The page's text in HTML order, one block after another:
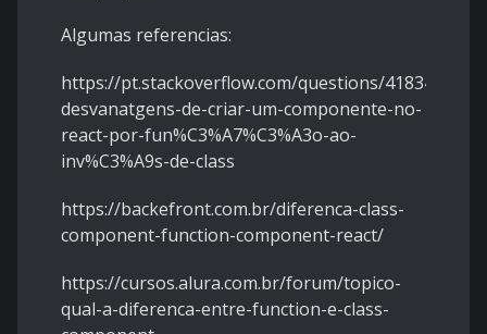
Algumas referencias:
https://pt.stackoverflow.com/questions/418340/
desvanatgens-de-criar-um-componente-no-
react-por-fun%C3%A7%C3%A3o-ao-
inv%C3%A9s-de-class
https://backefront.com.br/diferenca-class-
component-function-component-react/
https://cursos.alura.com.br/forum/topico-
qual-a-diferenca-entre-function-e-class-